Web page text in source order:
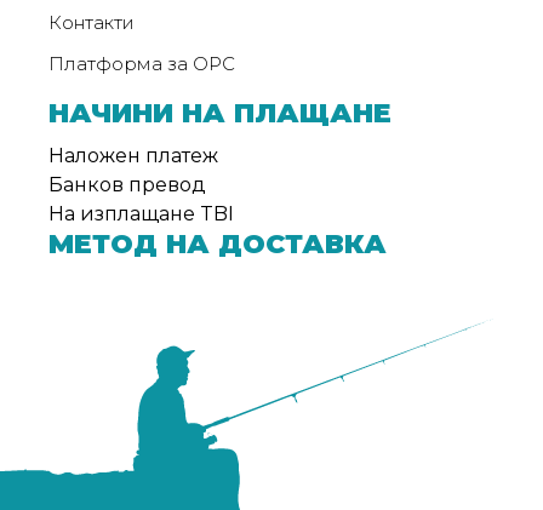
Контакти
Платформа за ОРС
НАЧИНИ НА ПЛАЩАНЕ
Наложен платеж
Банков превод
На изплащане TBI
МЕТОД НА ДОСТАВКА